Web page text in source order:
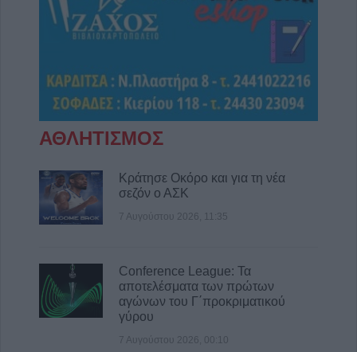
ΑΘΛΗΤΙΣΜΟΣ
Κράτησε Οκόρο και για τη νέα
σεζόν ο ΑΣΚ
7 Αυγούστου 2026, 11:35
Conference League: Τα
αποτελέσματα των πρώτων
αγώνων του Γ΄προκριματικού
γύρου
7 Αυγούστου 2026, 00:10